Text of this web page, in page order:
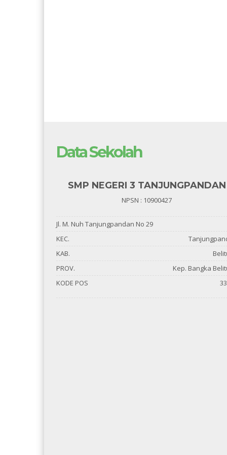
Data Sekolah
SMP NEGERI 3 TANJUNGPANDAN
NPSN : 10900427
Jl. M. Nuh Tanjungpandan No 29
KEC.
KAB.
PROV.
Kep. Bangka
KODE POS